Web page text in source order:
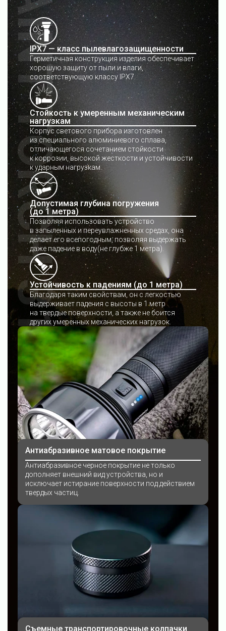
IPX7 — класс пылевлагозащищенности
Герметичная конструкция изделия обеспечивает
хорошую защиту от пыли и влаги,
соответствующую классу IPX7.
Стойкость к умеренным механическим
нагрузкам
Корпус светового прибора изготовлен
из специального алюминиевого сплава,
отличающегося сочетанием стойкости
к коррозии, высокой жесткости и устойчивости
к ударным нагрузкам.
Допустимая глубина погружения
(до 1 метра)
Позволяя использовать устройство
в запыленных и переувлажненных средах, она
делает его всепогодным, позволяя выдержать
даже падение в воду(не глубже 1 метра).
Устойчивость к падениям (до 1 метра)
Благодаря таким свойствам, он с легкостью
выдерживает падения с высоты в 1 метр
на твердые поверхности, а также не боится
других умеренных механических нагрузок.
Антиабразивное матовое покрытие
Антиабразивное черное покрытие не только
дополняет внешний вид устройства, но и
исключает истирание поверхности под действием
твердых частиц.
Съемные транспортировочные колпачки